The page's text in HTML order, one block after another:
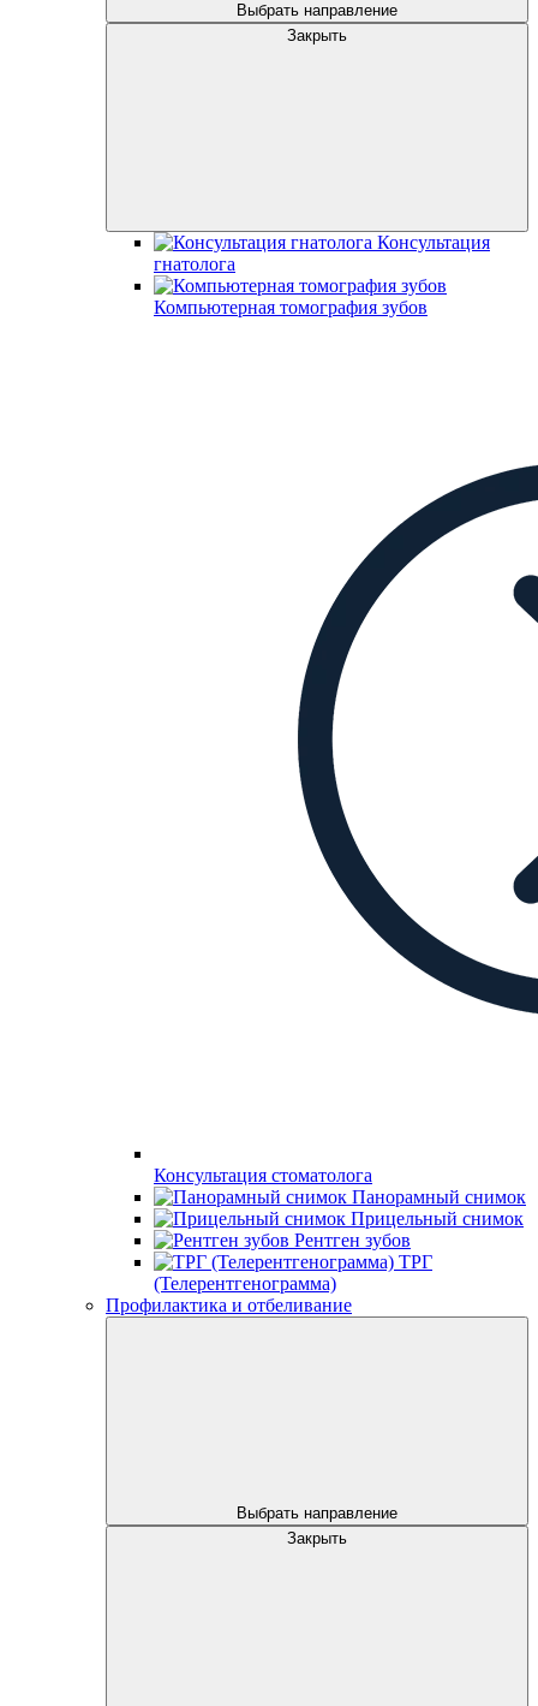
Выбрать направление
Закрыть
Консультация
гнатолога
Компьютерная томография зубов
Консультация стоматолога
Панорамный снимок
Прицельный снимок
Рентген зубов
ТРГ
(Телерентгенограмма)
Профилактика и отбеливание
Выбрать направление
Закрыть